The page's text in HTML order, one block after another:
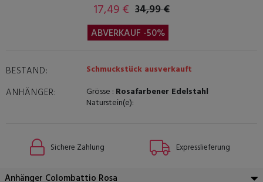
17,49 € 34,99 €
ABVERKAUF -50%
BESTAND: Schmuckstück ausverkauft
ANHÄNGER: Grösse : Rosafarbener Edelstahl
Naturstein(e):
Sichere Zahlung Expresslieferung
Anhänger Colombattio Rosa